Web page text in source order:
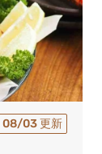
08/03 更新